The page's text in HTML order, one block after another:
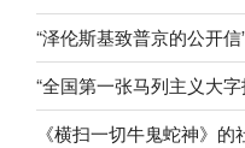
“泽伦斯基致普京的公开信
“全国第一张马列主义大字
《横扫一切牛鬼蛇神》的